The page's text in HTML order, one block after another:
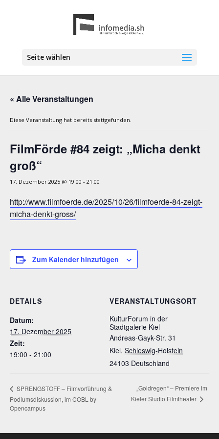
Seite wählen
« Alle Veranstaltungen
Diese Veranstaltung hat bereits stattgefunden.
FilmFörde #84 zeigt: „Micha denkt
groß“
17. Dezember 2025 @ 19:00 - 21:00
http://www.filmfoerde.de/2025/10/26/filmfoerde-84-zeigt-
micha-denkt-gross/
Zum Kalender hinzufügen
DETAILS
Datum:
17. Dezember 2025
Zeit:
19:00 - 21:00
VERANSTALTUNGSORT
KulturForum in der
Stadtgalerie Kiel
Andreas-Gayk-Str. 31
Kiel, Schleswig-Holstein
24103 Deutschland
SPRENGSTOFF – Filmvorführung &
Podiumsdiskussion, im COBL by
Opencampus
„Goldregen“ – Premiere im
Kieler Studio Filmtheater